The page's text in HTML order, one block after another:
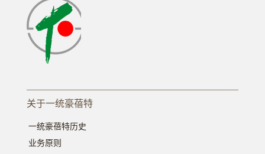
关于一统豪蓓特
一统豪蓓特历史
业务原则